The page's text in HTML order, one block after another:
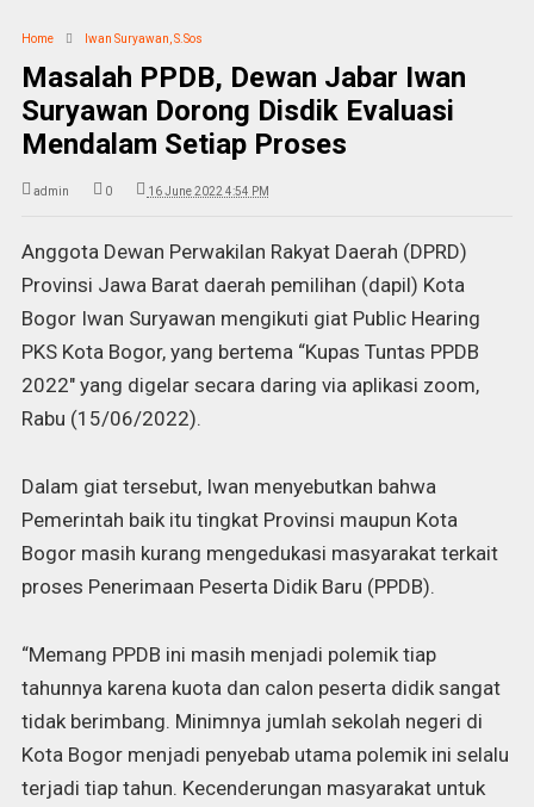
Home Iwan Suryawan, S.Sos
Masalah PPDB, Dewan Jabar Iwan
Suryawan Dorong Disdik Evaluasi
Mendalam Setiap Proses
admin 0 16 June 2022 4:54 PM
Anggota Dewan Perwakilan Rakyat Daerah (DPRD)
Provinsi Jawa Barat daerah pemilihan (dapil) Kota
Bogor Iwan Suryawan mengikuti giat Public Hearing
PKS Kota Bogor, yang bertema “Kupas Tuntas PPDB
2022″ yang digelar secara daring via aplikasi zoom,
Rabu (15/06/2022).
Dalam giat tersebut, Iwan menyebutkan bahwa
Pemerintah baik itu tingkat Provinsi maupun Kota
Bogor masih kurang mengedukasi masyarakat terkait
proses Penerimaan Peserta Didik Baru (PPDB).
“Memang PPDB ini masih menjadi polemik tiap
tahunnya karena kuota dan calon peserta didik sangat
tidak berimbang. Minimnya jumlah sekolah negeri di
Kota Bogor menjadi penyebab utama polemik ini selalu
terjadi tiap tahun. Kecenderungan masyarakat untuk